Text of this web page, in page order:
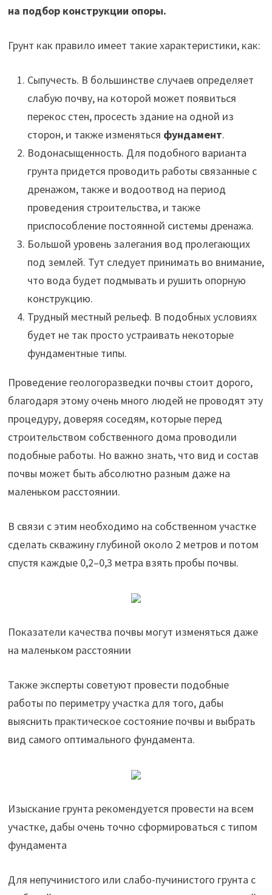
на подбор конструкции опоры.
Грунт как правило имеет такие характеристики, как:
Сыпучесть. В большинстве случаев определяет
слабую почву, на которой может появиться
перекос стен, просесть здание на одной из
сторон, и также изменяться фундамент.
Водонасыщенность. Для подобного варианта
грунта придется проводить работы связанные с
дренажом, также и водоотвод на период
проведения строительства, и также
приспособление постоянной системы дренажа.
Большой уровень залегания вод пролегающих
под землей. Тут следует принимать во внимание,
что вода будет подмывать и рушить опорную
конструкцию.
Трудный местный рельеф. В подобных условиях
будет не так просто устраивать некоторые
фундаментные типы.
Проведение геологоразведки почвы стоит дорого,
благодаря этому очень много людей не проводят эту
процедуру, доверяя соседям, которые перед
строительством собственного дома проводили
подобные работы. Но важно знать, что вид и состав
почвы может быть абсолютно разным даже на
маленьком расстоянии.
В связи с этим необходимо на собственном участке
сделать скважину глубиной около 2 метров и потом
спустя каждые 0,2–0,3 метра взять пробы почвы.
Показатели качества почвы могут изменяться даже
на маленьком расстоянии
Также эксперты советуют провести подобные
работы по периметру участка для того, дабы
выяснить практическое состояние почвы и выбрать
вид самого оптимального фундамента.
Изыскание грунта рекомендуется провести на всем
участке, дабы очень точно сформироваться с типом
фундамента
Для непучинистого или слабо-пучинистого грунта с